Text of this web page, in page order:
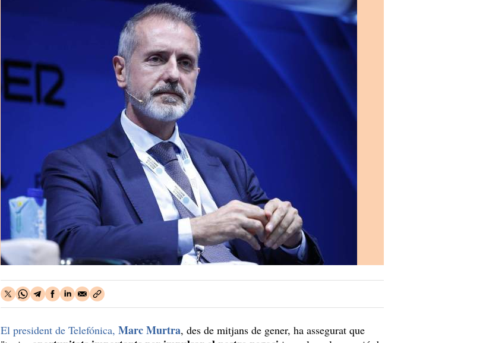
El president de Telefónica, Marc Murtra, des de mitjans de gener, ha assegurat que